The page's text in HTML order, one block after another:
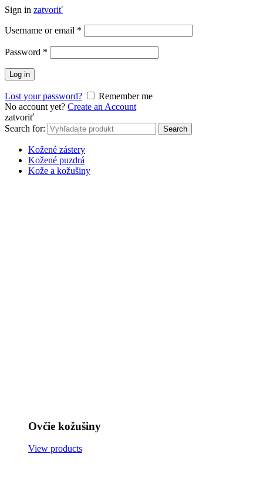
Sign in zatvoriť
Username or email *
Password *
Log in
Lost your password?
Remember me
No account yet? Create an Account
zatvoriť
Search for:
Search
Kožené zástery
Kožené puzdrá
Kože a kožušiny
Ovčie kožušiny
View products